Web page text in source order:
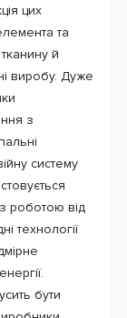
цих
та
й
виробу. Дуже
з
систему
роботою від
технології
бути